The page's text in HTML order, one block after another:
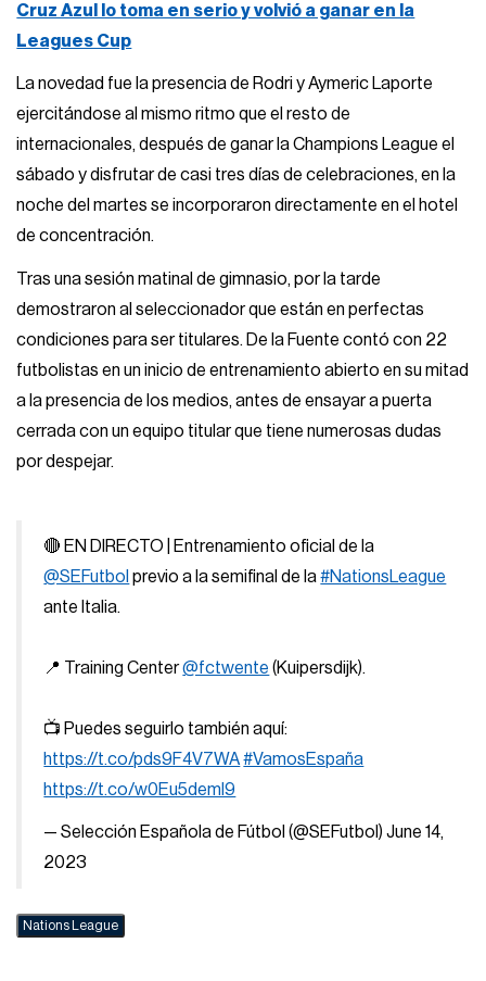
Cruz Azul lo toma en serio y volvió a ganar en la
Leagues Cup
La novedad fue la presencia de Rodri y Aymeric Laporte
ejercitándose al mismo ritmo que el resto de
internacionales, después de ganar la Champions League el
sábado y disfrutar de casi tres días de celebraciones, en la
noche del martes se incorporaron directamente en el hotel
de concentración.
Tras una sesión matinal de gimnasio, por la tarde
demostraron al seleccionador que están en perfectas
condiciones para ser titulares. De la Fuente contó con 22
futbolistas en un inicio de entrenamiento abierto en su mitad
a la presencia de los medios, antes de ensayar a puerta
cerrada con un equipo titular que tiene numerosas dudas
por despejar.
🔴 EN DIRECTO | Entrenamiento oficial de la
@SEFutbol previo a la semifinal de la#NationsLeague
ante Italia.
📍 Training Center@fctwente (Kuipersdijk).
📺 Puedes seguirlo también aquí:
https://t.co/pds9F4V7WA #VamosEspaña
https://t.co/w0Eu5demI9
— Selección Española de Fútbol (@SEFutbol)June 14,
2023
Nations League